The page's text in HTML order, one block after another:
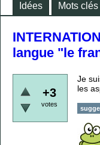
Idées Mots clés
langue "le
+3
votes
Je
les